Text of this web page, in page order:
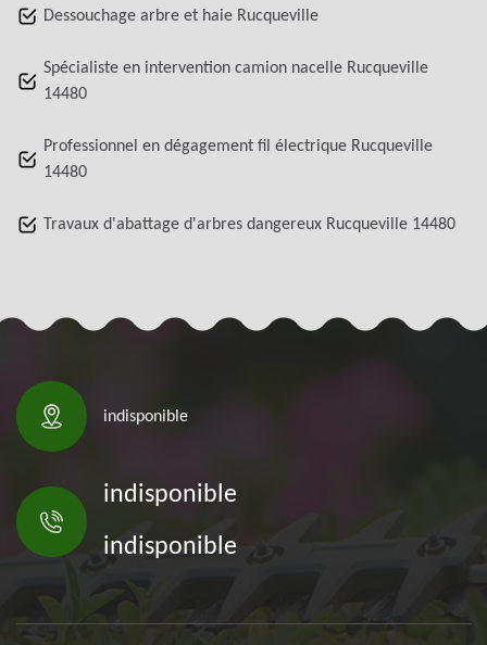
Dessouchage arbre et haie Rucqueville
Spécialiste en intervention camion nacelle Rucqueville
14480
Professionnel en dégagement fil électrique Rucqueville
14480
Travaux d'abattage d'arbres dangereux Rucqueville 14480
indisponible
indisponible
indisponible